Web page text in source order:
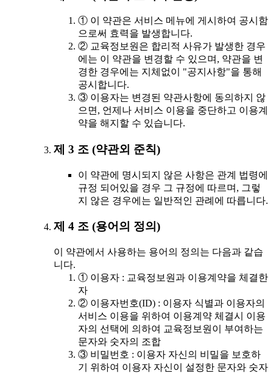
① 이 약관은 서비스 메뉴에 게시하여 공시함
으로써 효력을 발생합니다.
② 교육정보원은 합리적 사유가 발생한 경우
에는 이 약관을 변경할 수 있으며, 약관을 변
경한 경우에는 지체없이 "공지사항"을 통해
공시합니다.
③ 이용자는 변경된 약관사항에 동의하지 않
으면, 언제나 서비스 이용을 중단하고 이용계
약을 해지할 수 있습니다.
제 3 조 (약관외 준칙)
이 약관에 명시되지 않은 사항은 관계 법령에
규정 되어있을 경우 그 규정에 따르며, 그렇
지 않은 경우에는 일반적인 관례에 따릅니다.
제 4 조 (용어의 정의)
이 약관에서 사용하는 용어의 정의는 다음과 같습
니다.
① 이용자 : 교육정보원과 이용계약을 체결한
자
② 이용자번호(ID) : 이용자 식별과 이용자의
서비스 이용을 위하여 이용계약 체결시 이용
자의 선택에 의하여 교육정보원이 부여하는
문자와 숫자의 조합
③ 비밀번호 : 이용자 자신의 비밀을 보호하
기 위하여 이용자 자신이 설정한 문자와 숫자